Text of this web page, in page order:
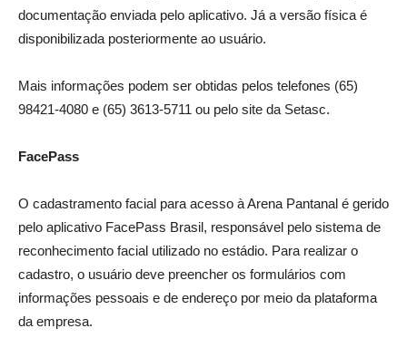
documentação enviada pelo aplicativo. Já a versão física é
disponibilizada posteriormente ao usuário.
Mais informações podem ser obtidas pelos telefones (65)
98421-4080 e (65) 3613-5711 ou pelo site da Setasc.
FacePass
O cadastramento facial para acesso à Arena Pantanal é gerido
pelo aplicativo FacePass Brasil, responsável pelo sistema de
reconhecimento facial utilizado no estádio. Para realizar o
cadastro, o usuário deve preencher os formulários com
informações pessoais e de endereço por meio da plataforma
da empresa.